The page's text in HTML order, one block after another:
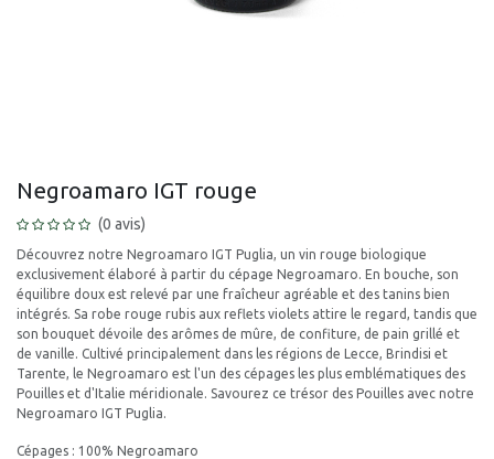
Negroamaro IGT rouge
(0 avis)
Découvrez notre Negroamaro IGT Puglia, un vin rouge biologique
exclusivement élaboré à partir du cépage Negroamaro. En bouche, son
équilibre doux est relevé par une fraîcheur agréable et des tanins bien
intégrés. Sa robe rouge rubis aux reflets violets attire le regard, tandis que
son bouquet dévoile des arômes de mûre, de confiture, de pain grillé et
de vanille. Cultivé principalement dans les régions de Lecce, Brindisi et
Tarente, le Negroamaro est l'un des cépages les plus emblématiques des
Pouilles et d'Italie méridionale. Savourez ce trésor des Pouilles avec notre
Negroamaro IGT Puglia.
Cépages : 100% Negroamaro